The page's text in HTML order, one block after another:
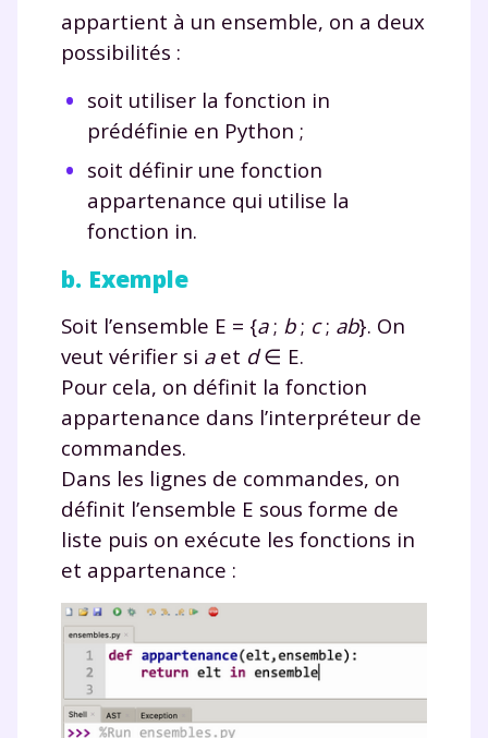
appartient à un ensemble, on a deux
possibilités :
soit utiliser la fonction in
prédéfinie en Python ;
soit définir une fonction
appartenance qui utilise la
fonction in.
b. Exemple
Soit l’ensemble E = {a; b; c; ab}. On
veut vérifier si aet d ∈ E.
Pour cela, on définit la fonction
appartenance dans l’interpréteur de
commandes.
Dans les lignes de commandes, on
définit l’ensemble E sous forme de
liste puis on exécute les fonctions in
et appartenance :